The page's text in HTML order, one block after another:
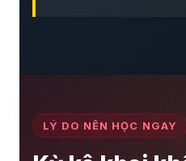
LÝ DO NÊN HỌC NGAY